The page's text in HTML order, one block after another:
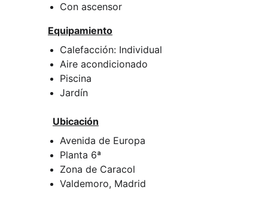
Con ascensor
Equipamiento
Calefacción: Individual
Aire acondicionado
Piscina
Jardín
Ubicación
Avenida de Europa
Planta 6ª
Zona de Caracol
Valdemoro, Madrid